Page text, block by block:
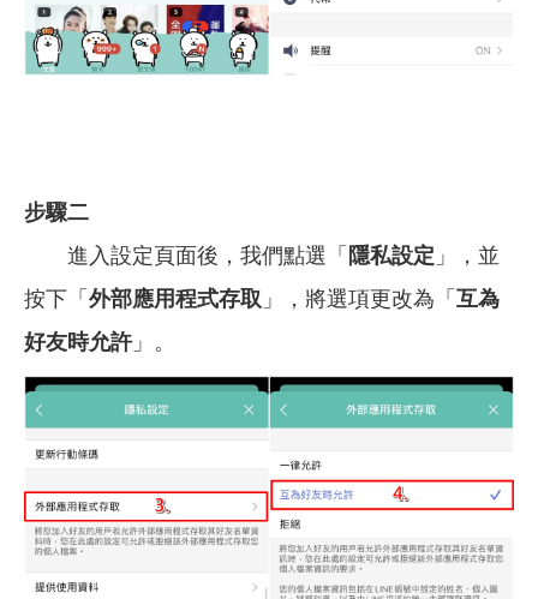
步驟二
進入設定頁面後，我們點選「 隱私設定 」，並
按下「 外部應用程式存取 」，將選項更改為「 互為
好友時允許」。